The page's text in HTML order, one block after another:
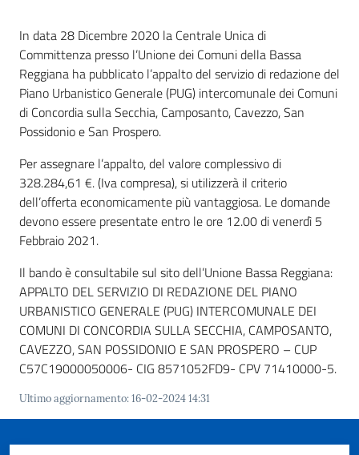
civile
Cavezzo
Informa
telematico
SUE
Tutti
gli
argomenti...
Seguici
su
In data 28 Dicembre 2020 la Centrale Unica di
Committenza presso l’Unione dei Comuni della Bassa
Reggiana ha pubblicato l’appalto del servizio di redazione del
Piano Urbanistico Generale (PUG) intercomunale dei Comuni
di Concordia sulla Secchia, Camposanto, Cavezzo, San
Possidonio e San Prospero.
Per assegnare l’appalto, del valore complessivo di
328.284,61 €. (Iva compresa), si utilizzerà il criterio
dell’offerta economicamente più vantaggiosa. Le domande
devono essere presentate entro le ore 12.00 di venerdì 5
Febbraio 2021.
Il bando è consultabile sul sito dell’Unione Bassa Reggiana:
APPALTO DEL SERVIZIO DI REDAZIONE DEL PIANO
URBANISTICO GENERALE (PUG) INTERCOMUNALE DEI
COMUNI DI CONCORDIA SULLA SECCHIA, CAMPOSANTO,
CAVEZZO, SAN POSSIDONIO E SAN PROSPERO – CUP
C57C19000050006- CIG 8571052FD9- CPV 71410000-5.
Ultimo aggiornamento:16-02-2024 14:31